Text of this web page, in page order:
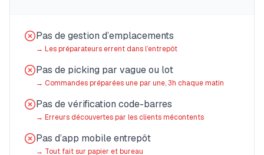
Pas de gestion d’emplacements
→ Les préparateurs errent dans l’entrepôt
Pas de picking par vague ou lot
→ Commandes préparées une par une, 3h chaque matin
Pas de vérification code-barres
→ Erreurs découvertes par les clients mécontents
Pas d’app mobile entrepôt
→ Tout fait sur papier et bureau